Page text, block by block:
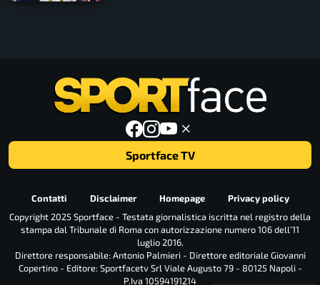
Sportface TV
Contatti Disclaimer Homepage
Privacy policy
Copyright 2025 Sportface - Testata giornalistica iscritta nel registro della
stampa dal Tribunale di Roma con autorizzazione numero 106 dell’11
luglio 2016.
Direttore responsabile: Antonio Palmieri - Direttore editoriale Giovanni
Copertino - Editore: Sportfacetv Srl Viale Augusto 79 - 80125 Napoli -
P.Iva 10594191214